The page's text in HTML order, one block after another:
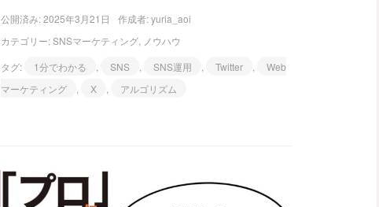
公開済み: 2025年3月21日 作成者:yuria_aoi
カテゴリー:SNSマーケティング, ノウハウ
タグ:
1分でわかる SNS SNS運用 Twitter
Web
マーケティング
X アルゴリズム